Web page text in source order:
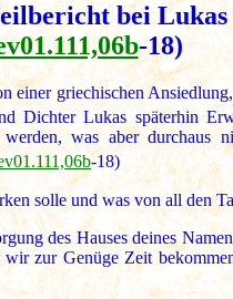
bei
-18)
einer griechischen
Dichter Lukas späterhin
werden, was aber
-18)
solle und was von all den
des Hauses deines
zur Genüge Zeit